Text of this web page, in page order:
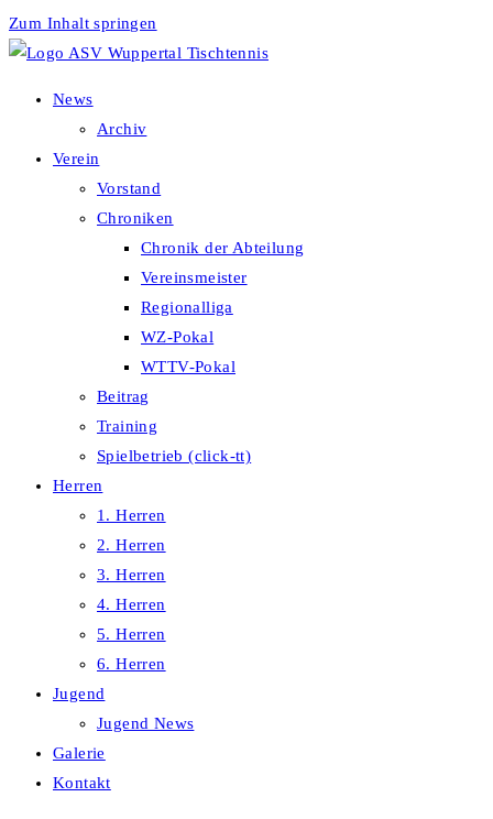
Zum Inhalt springen
News
Archiv
Verein
Vorstand
Chroniken
Chronik der Abteilung
Vereinsmeister
Regionalliga
WZ-Pokal
WTTV-Pokal
Beitrag
Training
Spielbetrieb (click-tt)
Herren
1. Herren
2. Herren
3. Herren
4. Herren
5. Herren
6. Herren
Jugend
Jugend News
Galerie
Kontakt